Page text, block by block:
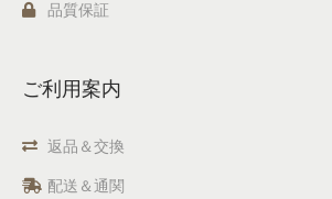
品質保証
ご利用案内
返品＆交換
配送＆通関